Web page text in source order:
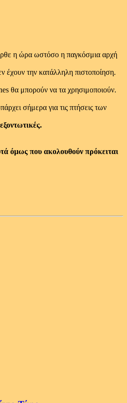
η ώρα ωστόσο η παγκόσμια αρχή
έχουν την κατάλληλη πιστοποίηση.
θα μπορούν να τα χρησιμοποιούν.
σήμερα για τις πτήσεις των
όμως που ακολουθούν πρόκειται